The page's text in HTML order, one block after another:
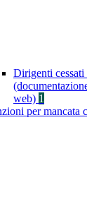
Dirigenti
web) 1
per mancata